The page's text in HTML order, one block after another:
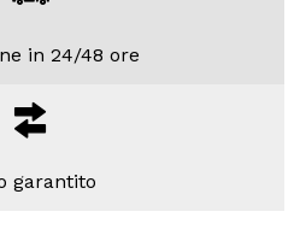
in 24/48 ore
garantito